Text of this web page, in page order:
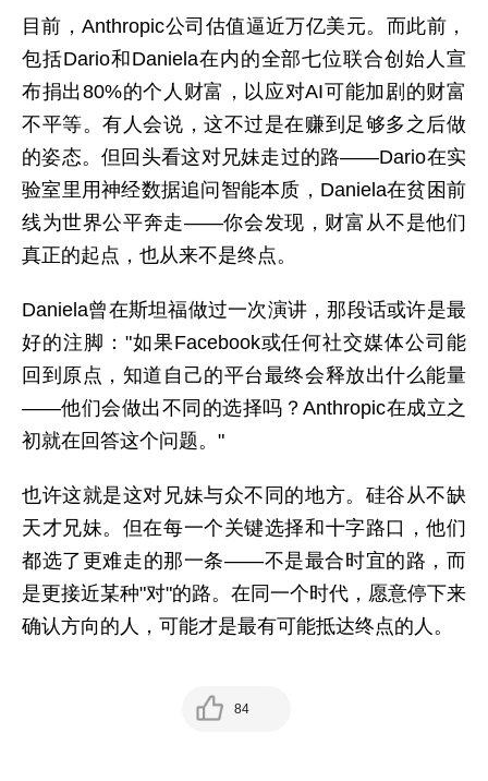
目前，Anthropic公司估值逼近万亿美元。而此前，
包括Dario和Daniela在内的全部七位联合创始人宣
布捐出80%的个人财富，以应对AI可能加剧的财富
不平等。有人会说，这不过是在赚到足够多之后做
的姿态。但回头看这对兄妹走过的路——Dario在实
验室里用神经数据追问智能本质，Daniela在贫困前
线为世界公平奔走——你会发现，财富从不是他们
真正的起点，也从来不是终点。
Daniela曾在斯坦福做过一次演讲，那段话或许是最
好的注脚："如果Facebook或任何社交媒体公司能
回到原点，知道自己的平台最终会释放出什么能量
——他们会做出不同的选择吗？Anthropic在成立之
初就在回答这个问题。"
也许这就是这对兄妹与众不同的地方。硅谷从不缺
天才兄妹。但在每一个关键选择和十字路口，他们
都选了更难走的那一条——不是最合时宜的路，而
是更接近某种"对"的路。在同一个时代，愿意停下来
确认方向的人，可能才是最有可能抵达终点的人。
84